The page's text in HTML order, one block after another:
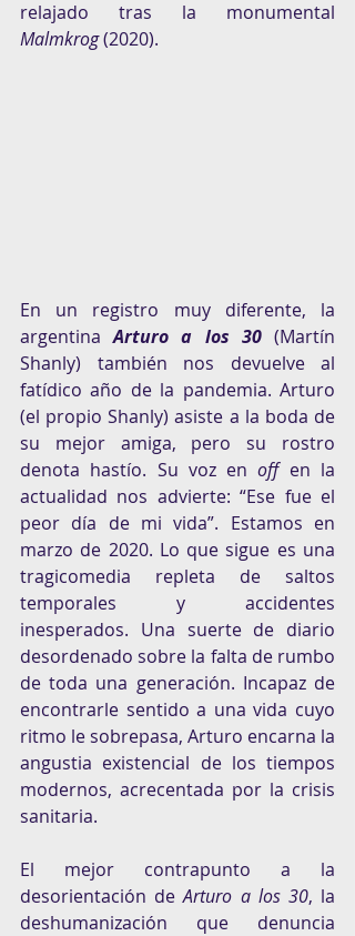
Malmkrog (2020).
En un registro muy diferente, la
argentina Arturo a los 30 (Martín
Shanly) también nos devuelve al
fatídico año de la pandemia. Arturo
(el propio Shanly) asiste a la boda de
su mejor amiga, pero su rostro
denota hastío. Su voz en off en la
actualidad nos advierte: “Ese fue el
peor día de mi vida”. Estamos en
marzo de 2020. Lo que sigue es una
tragicomedia repleta de saltos
temporales y accidentes
inesperados. Una suerte de diario
desordenado sobre la falta de rumbo
de toda una generación. Incapaz de
encontrarle sentido a una vida cuyo
ritmo le sobrepasa, Arturo encarna la
angustia existencial de los tiempos
modernos, acrecentada por la crisis
sanitaria.
El mejor contrapunto a la
desorientación de Arturo a los 30, la